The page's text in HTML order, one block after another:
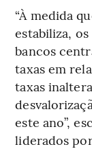
“À medida
estabiliza,
bancos
taxas em
taxas
este ano”,
liderados